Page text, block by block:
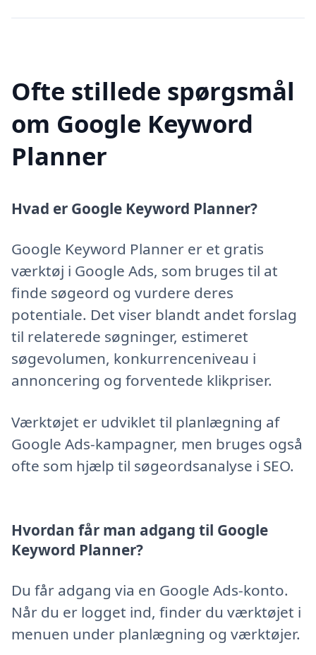
Ofte stillede spørgsmål
om Google Keyword
Planner
Hvad er Google Keyword Planner?
Google Keyword Planner er et gratis
værktøj i Google Ads, som bruges til at
finde søgeord og vurdere deres
potentiale. Det viser blandt andet forslag
til relaterede søgninger, estimeret
søgevolumen, konkurrenceniveau i
annoncering og forventede klikpriser.
Værktøjet er udviklet til planlægning af
Google Ads-kampagner, men bruges også
ofte som hjælp til søgeordsanalyse i SEO.
Hvordan får man adgang til Google
Keyword Planner?
Du får adgang via en Google Ads-konto.
Når du er logget ind, finder du værktøjet i
menuen under planlægning og værktøjer.